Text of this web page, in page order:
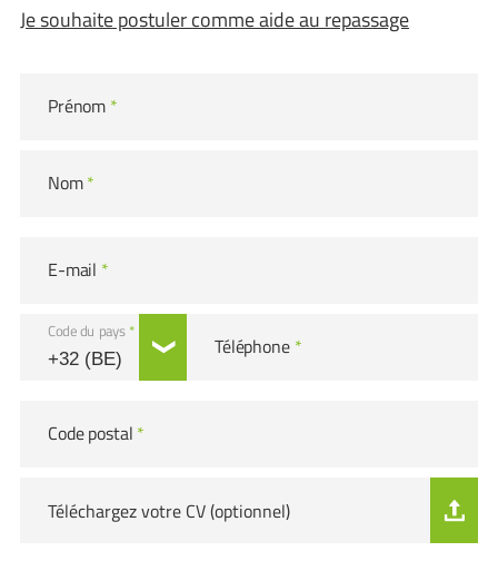
Je souhaite postuler comme aide au repassage
Prénom *
Nom*
E-mail *
Code du pays *
Téléphone *
Code postal *
Téléchargez votre CV (optionnel)